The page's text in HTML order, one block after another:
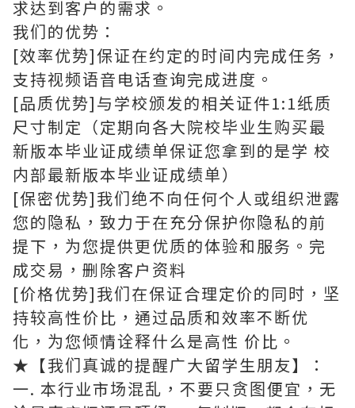
求达到客户的需求。
我们的优势：
[效率优势]保证在约定的时间内完成任务，
支持视频语音电话查询完成进度。
[品质优势]与学校颁发的相关证件1:1纸质
尺寸制定（定期向各大院校毕业生购买最
新版本毕业证成绩单保证您拿到的是学 校
内部最新版本毕业证成绩单）
[保密优势]我们绝不向任何个人或组织泄露
您的隐私，致力于在充分保护你隐私的前
提下，为您提供更优质的体验和服务。完
成交易，删除客户资料
[价格优势]我们在保证合理定价的同时，坚
持较高性价比，通过品质和效率不断优
化，为您倾情诠释什么是高性 价比。
★【我们真诚的提醒广大留学生朋友】：
一. 本行业市场混乱，不要只贪图便宜，无